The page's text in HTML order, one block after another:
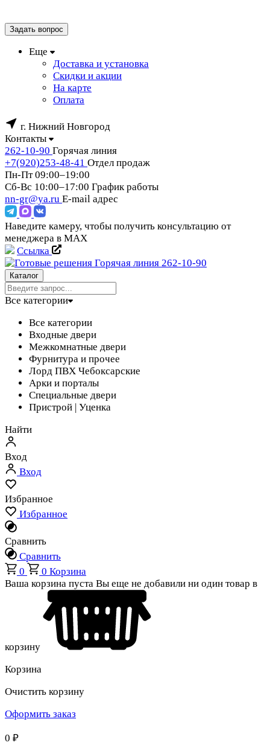
Задать вопрос
Еще
Доставка и установка
Скидки и акции
На карте
Оплата
г. Нижний Новгород
Контакты
262-10-90 Горячая линия
+7(920)253-48-41 Отдел продаж
Пн-Пт 09:00–19:00
Сб-Вс 10:00–17:00 График работы
nn-gr@ya.ru E-mail адрес
Наведите камеру, чтобы получить консультацию от
менеджера в MAX
Ссылка
Горячая линия 262-10-90
Каталог
Все категории
Все категории
Входные двери
Межкомнатные двери
Фурнитура и прочее
Лорд ПВХ Чебоксарские
Арки и порталы
Специальные двери
Пристрой | Уценка
Найти
Вход
Вход
Избранное
Избранное
Сравнить
Сравнить
0
0 Корзина
Ваша корзина пуста Вы еще не добавили ни один товар в
корзину
Корзина
Очистить корзину
Оформить заказ
0 ₽